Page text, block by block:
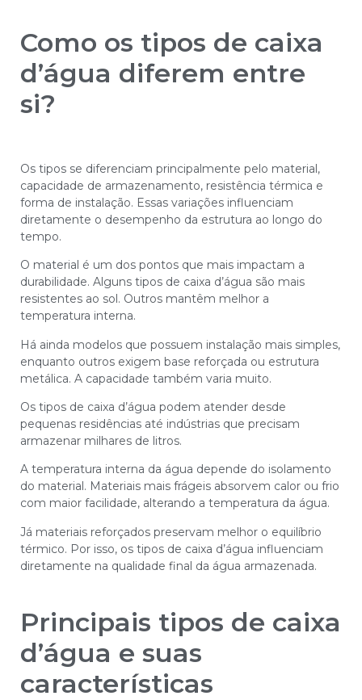
Como os tipos de caixa
d’água diferem entre
si?
Os tipos se diferenciam principalmente pelo material,
capacidade de armazenamento, resistência térmica e
forma de instalação. Essas variações influenciam
diretamente o desempenho da estrutura ao longo do
tempo.
O material é um dos pontos que mais impactam a
durabilidade. Alguns tipos de caixa d’água são mais
resistentes ao sol. Outros mantêm melhor a
temperatura interna.
Há ainda modelos que possuem instalação mais simples,
enquanto outros exigem base reforçada ou estrutura
metálica. A capacidade também varia muito.
Os tipos de caixa d’água podem atender desde
pequenas residências até indústrias que precisam
armazenar milhares de litros.
A temperatura interna da água depende do isolamento
do material. Materiais mais frágeis absorvem calor ou frio
com maior facilidade, alterando a temperatura da água.
Já materiais reforçados preservam melhor o equilíbrio
térmico. Por isso, os tipos de caixa d’água influenciam
diretamente na qualidade final da água armazenada.
Principais tipos de caixa
d’água e suas
características